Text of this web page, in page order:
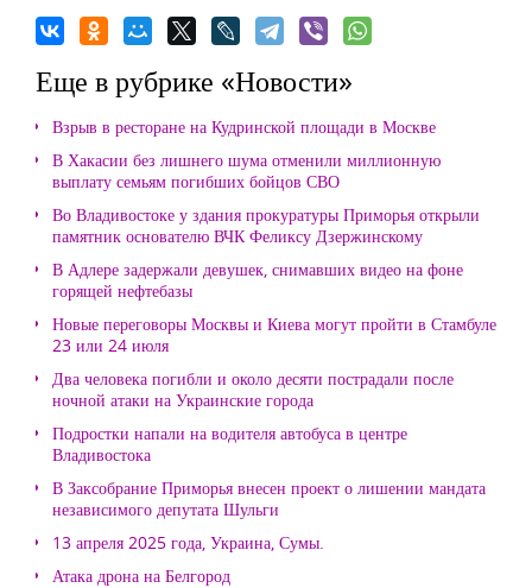
Еще в рубрике «Новости»
Взрыв в ресторане на Кудринской площади в Москве
В Хакасии без лишнего шума отменили миллионную
выплату семьям погибших бойцов СВО
Во Владивостоке у здания прокуратуры Приморья открыли
памятник основателю ВЧК Феликсу Дзержинскому
В Адлере задержали девушек, снимавших видео на фоне
горящей нефтебазы
Новые переговоры Москвы и Киева могут пройти в Стамбуле
23 или 24 июля
Два человека погибли и около десяти пострадали после
ночной атаки на Украинские города
Подростки напали на водителя автобуса в центре
Владивостока
В Заксобрание Приморья внесен проект о лишении мандата
независимого депутата Шульги
13 апреля 2025 года, Украина, Сумы.
Атака дрона на Белгород